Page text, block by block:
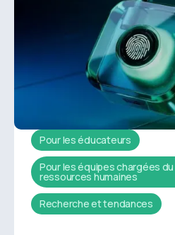
Pour les éducateurs
Pour les équipes chargées
ressources humaines
Recherche et tendances